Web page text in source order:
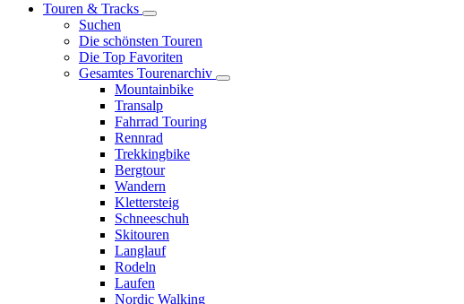
Touren & Tracks
Suchen
Die schönsten Touren
Die Top Favoriten
Gesamtes Tourenarchiv
Mountainbike
Transalp
Fahrrad Touring
Rennrad
Trekkingbike
Bergtour
Wandern
Klettersteig
Schneeschuh
Skitouren
Langlauf
Rodeln
Laufen
Nordic Walking